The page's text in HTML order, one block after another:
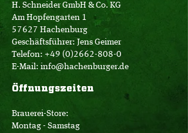
H. Schneider GmbH & Co. KG
Am Hopfengarten 1
57627 Hachenburg
Geschäftsführer: Jens Geimer
Telefon: +49 (0)2662-808-0
E-Mail: info@hachenburger.de
Öffnungszeiten
Brauerei-Store:
Montag - Samstag